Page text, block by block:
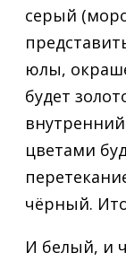
серый
юлы,
будет
цветами
чёрный.
И белый, и